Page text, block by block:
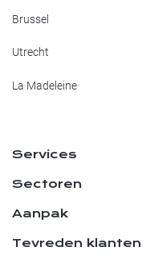
Brussel
Utrecht
La Madeleine
Services
Sectoren
Aanpak
Tevreden klanten